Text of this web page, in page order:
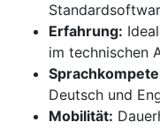
Erfahrung:
im technischen
Deutsch und
Mobilität: